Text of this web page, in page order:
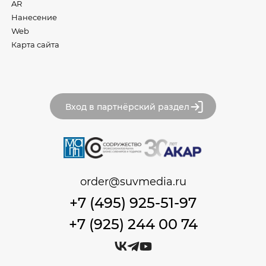
AR
Нанесение
Web
Карта сайта
Вход в партнёрский раздел
+7 (495) 925-51-97
+7 (925) 244 00 74
order@suvmedia.ru